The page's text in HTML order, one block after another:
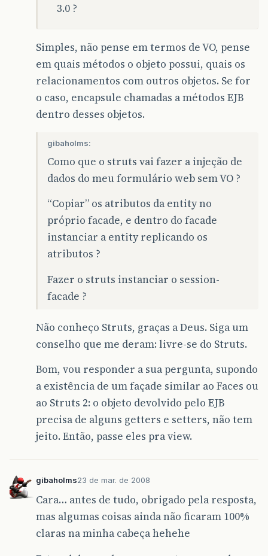
3.0 ?
Simples, não pense em termos de VO, pense
em quais métodos o objeto possui, quais os
relacionamentos com outros objetos. Se for
o caso, encapsule chamadas a métodos EJB
dentro desses objetos.
gibaholms:
Como que o struts vai fazer a injeção de
dados do meu formulário web sem VO ?
“Copiar” os atributos da entity no
próprio facade, e dentro do facade
instanciar a entity replicando os
atributos ?
Fazer o struts instanciar o session-
facade ?
Não conheço Struts, graças a Deus. Siga um
conselho que me deram: livre-se do Struts.
Bom, vou responder a sua pergunta, supondo
a existência de um façade similar ao Faces ou
ao Struts 2: o objeto devolvido pelo EJB
precisa de alguns getters e setters, não tem
jeito. Então, passe eles pra view.
gibaholms23 de mar. de 2008
Cara… antes de tudo, obrigado pela resposta,
mas algumas coisas ainda não ficaram 100%
claras na minha cabeça hehehe